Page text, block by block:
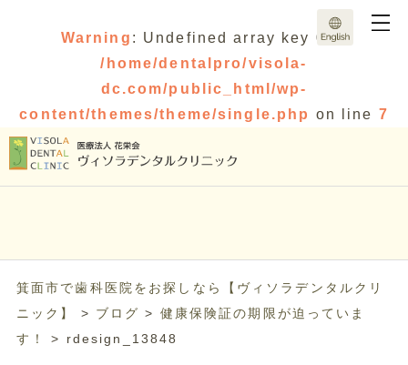
Warning : Undefined array key 0 in
/home/dentalpro/visola-
dc.com/public_html/wp-
content/themes/theme/single.php on line 7
箕面市で歯科医院をお探しなら【ヴィソラデンタルクリ
ニック】
> ブログ > 健康保険証の期限が迫っていま
す！
> rdesign_13848